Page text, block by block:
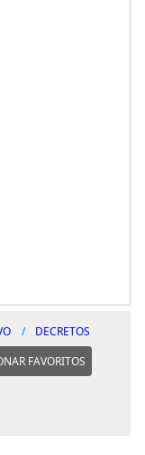
DECRETOS
FAVORITOS